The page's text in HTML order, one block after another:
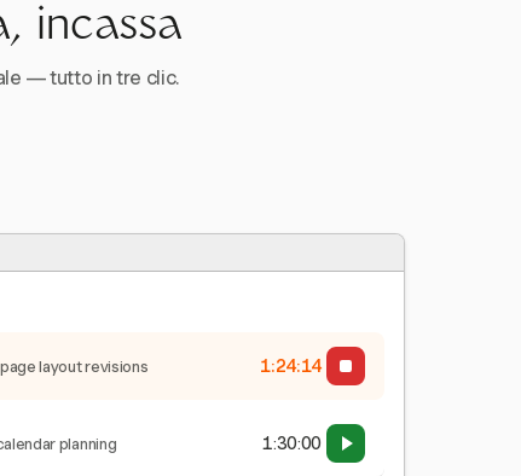
incassa
— tutto in tre clic.
layout revisions 1:24:15
planning 1:30:00